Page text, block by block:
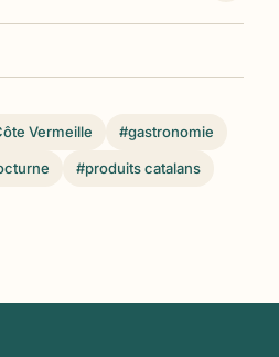
Vermeille #gastronomie
#produits catalans